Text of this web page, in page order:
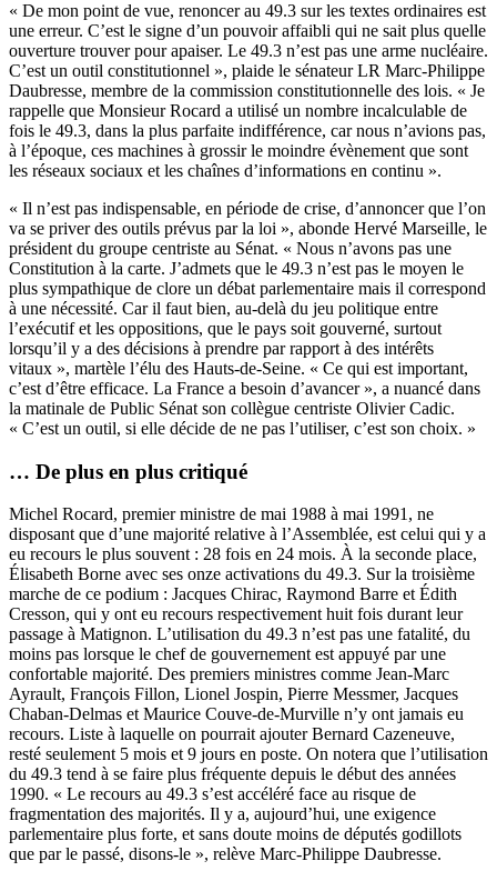
« De mon point de vue, renoncer au 49.3 sur les textes ordinaires est
une erreur. C’est le signe d’un pouvoir affaibli qui ne sait plus quelle
ouverture trouver pour apaiser. Le 49.3 n’est pas une arme nucléaire.
C’est un outil constitutionnel », plaide le sénateur LR Marc-Philippe
Daubresse, membre de la commission constitutionnelle des lois. « Je
rappelle que Monsieur Rocard a utilisé un nombre incalculable de
fois le 49.3, dans la plus parfaite indifférence, car nous n’avions pas,
à l’époque, ces machines à grossir le moindre évènement que sont
les réseaux sociaux et les chaînes d’informations en continu ».
« Il n’est pas indispensable, en période de crise, d’annoncer que l’on
va se priver des outils prévus par la loi », abonde Hervé Marseille, le
président du groupe centriste au Sénat. « Nous n’avons pas une
Constitution à la carte. J’admets que le 49.3 n’est pas le moyen le
plus sympathique de clore un débat parlementaire mais il correspond
à une nécessité. Car il faut bien, au-delà du jeu politique entre
l’exécutif et les oppositions, que le pays soit gouverné, surtout
lorsqu’il y a des décisions à prendre par rapport à des intérêts
vitaux », martèle l’élu des Hauts-de-Seine. « Ce qui est important,
c’est d’être efficace. La France a besoin d’avancer », a nuancé dans
la matinale de Public Sénat son collègue centriste Olivier Cadic.
« C’est un outil, si elle décide de ne pas l’utiliser, c’est son choix. »
… De plus en plus critiqué
Michel Rocard, premier ministre de mai 1988 à mai 1991, ne
disposant que d’une majorité relative à l’Assemblée, est celui qui y a
eu recours le plus souvent : 28 fois en 24 mois. À la seconde place,
Élisabeth Borne avec ses onze activations du 49.3. Sur la troisième
marche de ce podium : Jacques Chirac, Raymond Barre et Édith
Cresson, qui y ont eu recours respectivement huit fois durant leur
passage à Matignon. L’utilisation du 49.3 n’est pas une fatalité, du
moins pas lorsque le chef de gouvernement est appuyé par une
confortable majorité. Des premiers ministres comme Jean-Marc
Ayrault, François Fillon, Lionel Jospin, Pierre Messmer, Jacques
Chaban-Delmas et Maurice Couve-de-Murville n’y ont jamais eu
recours. Liste à laquelle on pourrait ajouter Bernard Cazeneuve,
resté seulement 5 mois et 9 jours en poste. On notera que l’utilisation
du 49.3 tend à se faire plus fréquente depuis le début des années
1990. « Le recours au 49.3 s’est accéléré face au risque de
fragmentation des majorités. Il y a, aujourd’hui, une exigence
parlementaire plus forte, et sans doute moins de députés godillots
que par le passé, disons-le », relève Marc-Philippe Daubresse.